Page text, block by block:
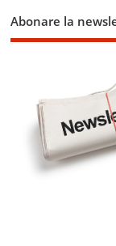
Abonare la